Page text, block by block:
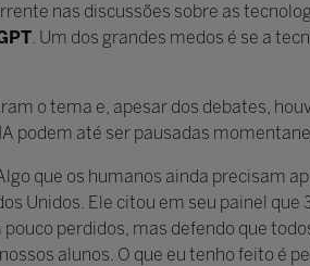
nas discussões sobre as
. Um dos grandes medos é se a
o tema e, apesar dos debates,
podem até ser pausadas
que os humanos ainda precisam
Unidos. Ele citou em seu painel
perdidos, mas defendo que
alunos. O que eu tenho feito é